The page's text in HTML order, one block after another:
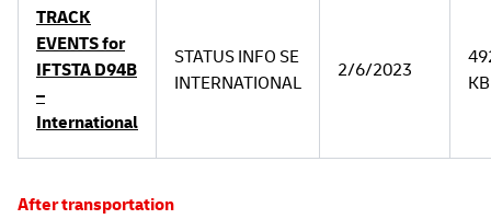
TRACK
EVENTS for
IFTSTA D94B
–
International
STATUS INFO SE
INTERNATIONAL
2/6/2023
KB
After transportation